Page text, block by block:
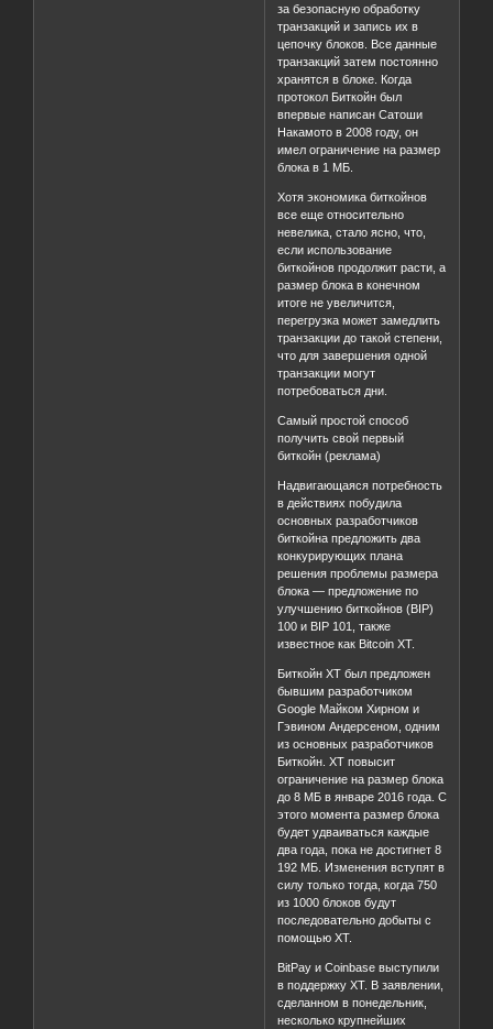
за безопасную обработку
транзакций и запись их в
цепочку блоков. Все данные
транзакций затем постоянно
хранятся в блоке. Когда
протокол Биткойн был
впервые написан Сатоши
Накамото в 2008 году, он
имел ограничение на размер
блока в 1 МБ.
Хотя экономика биткойнов
все еще относительно
невелика, стало ясно, что,
если использование
биткойнов продолжит расти, а
размер блока в конечном
итоге не увеличится,
перегрузка может замедлить
транзакции до такой степени,
что для завершения одной
транзакции могут
потребоваться дни.
Самый простой способ
получить свой первый
биткойн (реклама)
Надвигающаяся потребность
в действиях побудила
основных разработчиков
биткойна предложить два
конкурирующих плана
решения проблемы размера
блока — предложение по
улучшению биткойнов (BIP)
100 и BIP 101, также
известное как Bitcoin XT.
Биткойн XT был предложен
бывшим разработчиком
Google Майком Хирном и
Гэвином Андерсеном, одним
из основных разработчиков
Биткойн. XT повысит
ограничение на размер блока
до 8 МБ в январе 2016 года. С
этого момента размер блока
будет удваиваться каждые
два года, пока не достигнет 8
192 МБ. Изменения вступят в
силу только тогда, когда 750
из 1000 блоков будут
последовательно добыты с
помощью XT.
BitPay и Coinbase выступили
в поддержку XT. В заявлении,
сделанном в понедельник,
несколько крупнейших